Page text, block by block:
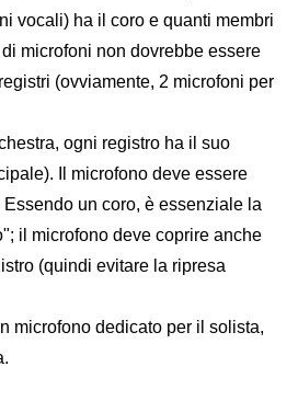
vocali) ha il coro e quanti membri
microfoni non dovrebbe essere
(ovviamente, 2 microfoni per
ogni registro ha il suo
Il microfono deve essere
un coro, è essenziale la
il microfono deve coprire anche
(quindi evitare la ripresa
dedicato per il solista,